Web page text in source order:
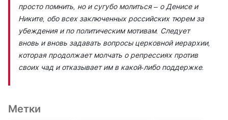
просто помнить, но и сугубо молиться – о Денисе и
Никите, обо всех заключенных российских тюрем за
убеждения и по политическим мотивам. Следует
вновь и вновь задавать вопросы церковной иерархии,
которая продолжает молчать о репрессиях против
своих чад и отказывает им в какой-либо поддержке.
Метки